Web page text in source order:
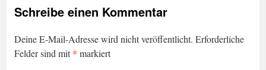
Schreibe einen Kommentar
Deine E-Mail-Adresse wird nicht veröffentlicht. Erforderliche
Felder sind mit* markiert